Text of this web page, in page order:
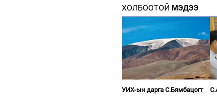
ХОЛБООТОЙ МЭДЭЭ
УИХ-ын дарга С.Бямбацогт